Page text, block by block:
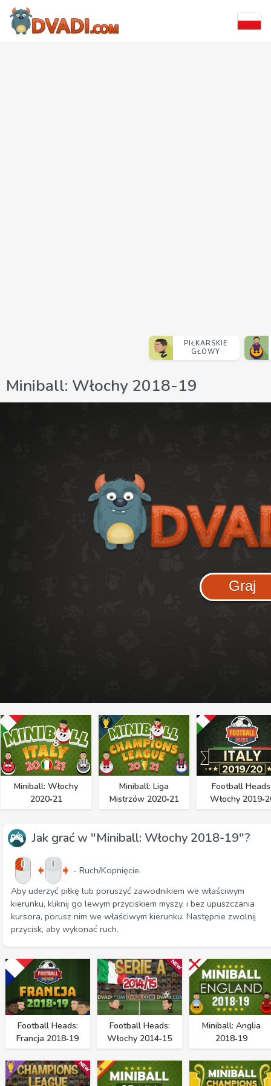
PIŁKARSKIE
GŁOWY
Miniball: Włochy 2018-19
Graj
Miniball: Włochy
2020‑21
Miniball: Liga
Mistrzów 2020‑21
Football
Włochy
Jak grać w "Miniball: Włochy 2018-19"?
- Ruch/Kopnięcie.
Aby uderzyć piłkę lub poruszyć zawodnikiem we właściwym
kierunku, kliknij go lewym przyciskiem myszy, i bez upuszczania
kursora, porusz nim we właściwym kierunku. Następnie zwolnij
przycisk, aby wykonać ruch.
Football Heads:
Francja 2018‑19
Football Heads:
Włochy 2014‑15
Miniball: Anglia
2018‑19